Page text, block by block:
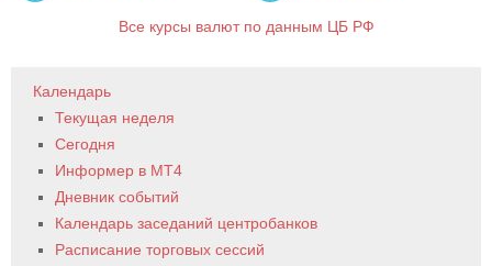
Все курсы валют по данным ЦБ РФ
Календарь
Текущая неделя
Сегодня
Информер в MT4
Дневник событий
Календарь заседаний центробанков
Расписание торговых сессий